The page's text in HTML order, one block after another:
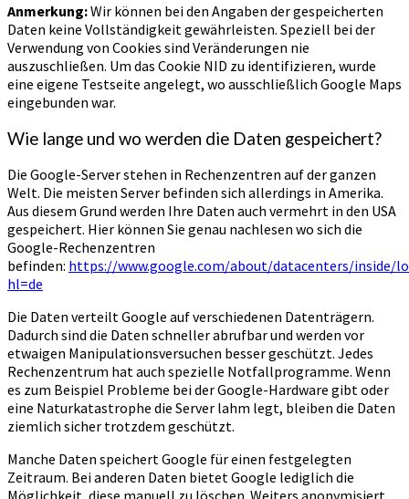
Anmerkung:Wir können bei den Angaben der gespeicherten
Daten keine Vollständigkeit gewährleisten. Speziell bei der
Verwendung von Cookies sind Veränderungen nie
auszuschließen. Um das Cookie NID zu identifizieren, wurde
eine eigene Testseite angelegt, wo ausschließlich Google Maps
eingebunden war.
Wie lange und wo werden die Daten gespeichert?
Die Google-Server stehen in Rechenzentren auf der ganzen
Welt. Die meisten Server befinden sich allerdings in Amerika.
Aus diesem Grund werden Ihre Daten auch vermehrt in den USA
gespeichert. Hier können Sie genau nachlesen wo sich die
Google-Rechenzentren
befinden: https://www.google.com/about/datacenters/inside/
hl=de
Die Daten verteilt Google auf verschiedenen Datenträgern.
Dadurch sind die Daten schneller abrufbar und werden vor
etwaigen Manipulationsversuchen besser geschützt. Jedes
Rechenzentrum hat auch spezielle Notfallprogramme. Wenn
es zum Beispiel Probleme bei der Google-Hardware gibt oder
eine Naturkatastrophe die Server lahm legt, bleiben die Daten
ziemlich sicher trotzdem geschützt.
Manche Daten speichert Google für einen festgelegten
Zeitraum. Bei anderen Daten bietet Google lediglich die